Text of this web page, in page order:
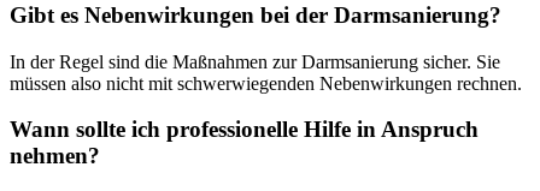
Gibt es Nebenwirkungen bei der Darmsanierung?
In der Regel sind die Maßnahmen zur Darmsanierung sicher. Sie
müssen also nicht mit schwerwiegenden Nebenwirkungen rechnen.
Wann sollte ich professionelle Hilfe in Anspruch
nehmen?